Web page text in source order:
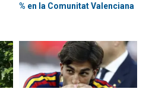
% en la Comunitat Valenciana